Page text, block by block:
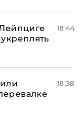
18:44
18:38